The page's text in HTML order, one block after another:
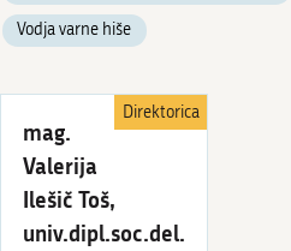
Vodja varne hiše
Direktorica
mag.
Valerija
Ilešič Toš,
univ.dipl.soc.del.